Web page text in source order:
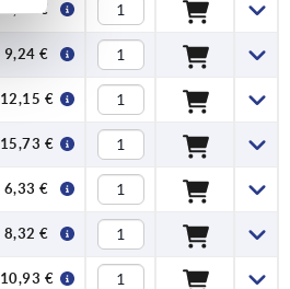
7,03 €
9,24 €
12,15 €
15,73 €
6,33 €
8,32 €
10,93 €